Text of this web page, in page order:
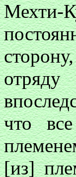
Мехти-
что
[из]